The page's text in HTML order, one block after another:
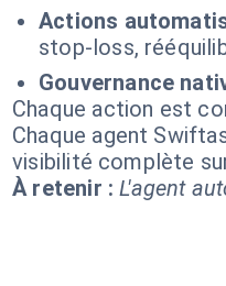
Actions
stop-loss,
Gouvernance
Chaque action est
Chaque agent
visibilité complète
À retenir : L'agent